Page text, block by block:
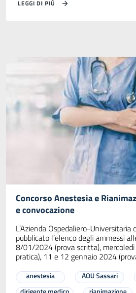
LEGGI DI PIÙ
Concorso Anestesia e
e convocazione
L’Azienda Ospedaliero-Universitaria
pubblicato l’elenco degli ammessi
8/01/2024 (prova scritta),
pratica), 11 e 12 gennaio 2024
anestesia AOU Sassari